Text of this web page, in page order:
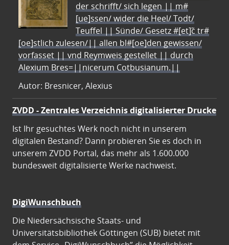
der schrifft/ sich legen || m#
[ue]ssen/ wider die Heel/ Todt/
Teuffel || Sünde/ Gesetz #[et]c̃ tr#
[oe]stlich zulesen/|| allen bl#[oe]den gewissen/
vorfasset || vnd Reymweis gestellet || durch
Alexium Bres=||nicerum Cotbusianum.||
Autor: Bresnicer, Alexius
ZVDD - Zentrales Verzeichnis digitalisierter Drucke
Ist Ihr gesuchtes Werk noch nicht in unserem
digitalen Bestand? Dann probieren Sie es doch in
unserem ZVDD Portal, das mehr als 1.600.000
bundesweit digitalisierte Werke nachweist.
DigiWunschbuch
Die Niedersächsische Staats- und
Universitätsbibliothek Göttingen (SUB) bietet mit